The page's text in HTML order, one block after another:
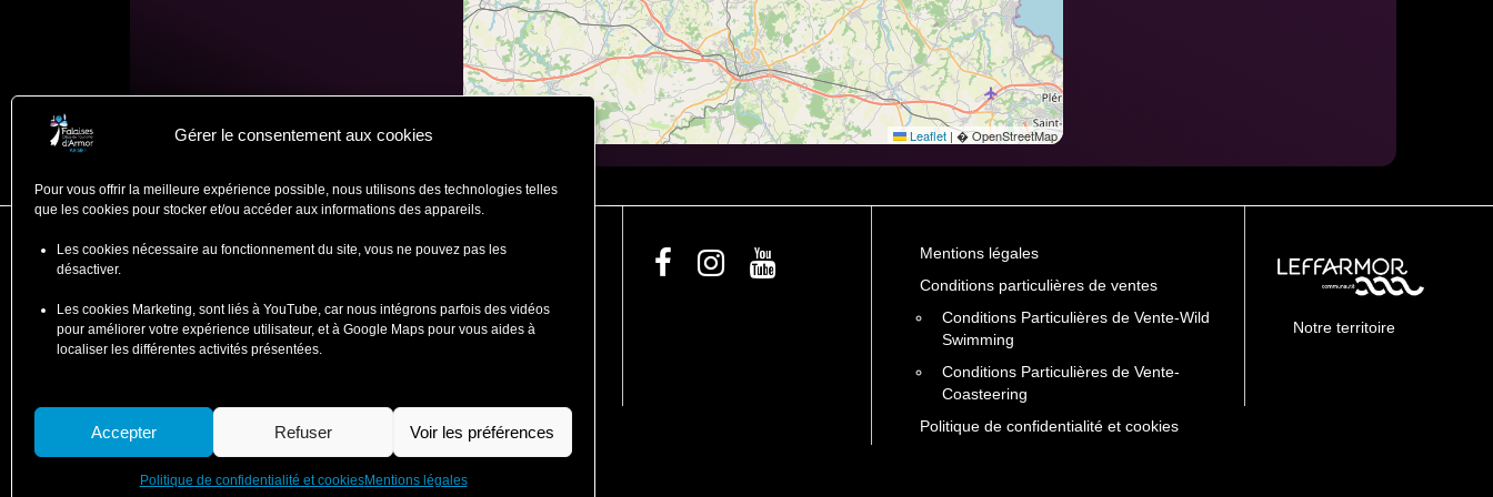
Gérer le consentement aux cookies
Pour vous offrir la meilleure expérience possible, nous utilisons des technologies telles
que les cookies pour stocker et/ou accéder aux informations des appareils.
Les cookies nécessaire au fonctionnement du site, vous ne pouvez pas les
désactiver.
Les cookies Marketing, sont liés à YouTube, car nous intégrons parfois des vidéos
pour améliorer votre expérience utilisateur, et à Google Maps pour vous aides à
localiser les différentes activités présentées.
Accepter Refuser Voir les préférences
Politique de confidentialité et cookiesMentions légales
Leaflet |� OpenStreetMap
Falaises d'Armor
ZA du Ponlo, 22290 LANVOLLON
Côtes d'Armor - Bretagne
Mentions légales
Conditions particulières de ventes
Conditions Particulières de Vente-Wild
Swimming
Conditions Particulières de Vente-
Coasteering
Politique de confidentialité et cookies
Notre territoire
© 2026 Falaises d'Armor - SI Leffarmor